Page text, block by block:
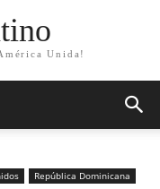
Unida!
República Dominicana